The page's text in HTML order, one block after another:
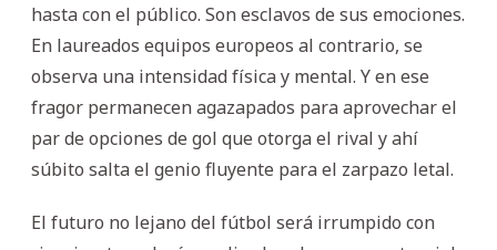
hasta con el público. Son esclavos de sus emociones.
En laureados equipos europeos al contrario, se
observa una intensidad física y mental. Y en ese
fragor permanecen agazapados para aprovechar el
par de opciones de gol que otorga el rival y ahí
súbito salta el genio fluyente para el zarpazo letal.
El futuro no lejano del fútbol será irrumpido con